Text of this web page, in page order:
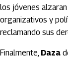
los jóvenes
organizativos y
reclamando sus
Finalmente, Daza